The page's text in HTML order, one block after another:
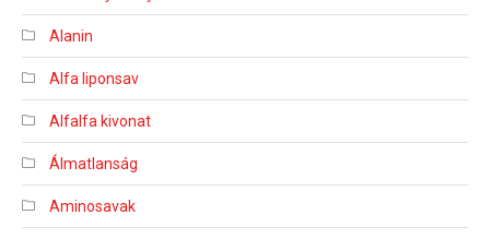
Alanin
Alfa liponsav
Alfalfa kivonat
Álmatlanság
Aminosavak